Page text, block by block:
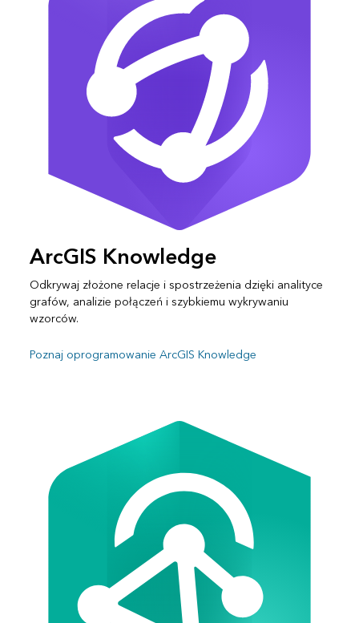
ArcGIS Knowledge
Odkrywaj złożone relacje i spostrzeżenia dzięki analityce
grafów, analizie połączeń i szybkiemu wykrywaniu
wzorców.
Poznaj oprogramowanie ArcGIS Knowledge